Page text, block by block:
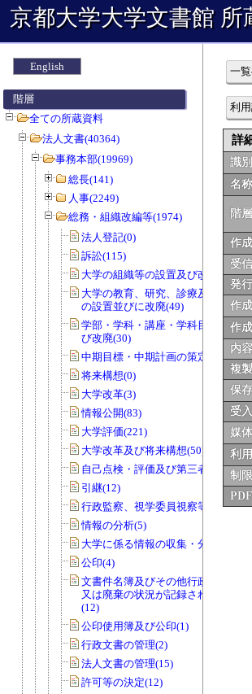
京都大学大学文書館
English
階層
全ての所蔵資料
法人文書(40364)
事務本部(19969)
総長(141)
人事(2249)
総務・組織改編等(1974)
法人登記(0)
訴訟(115)
大学の組織等の設置及び改廃(57)
大学の教育、研究、診療及び事務
の設置並びに改廃(49)
学部・学科・講座・学科目等の設
び改廃(30)
中期目標・中期計画の策定(0)
将来構想(0)
大学改革(3)
情報公開(83)
大学評価(221)
大学改革及び将来構想(50)
自己点検・評価及び第三者評価(5)
引継(12)
行政監察、視学委員視察等(56)
情報の分析(5)
大学に係る情報の収集・分析(0)
公印(4)
文書件名簿及びその他行政文書の取
又は廃棄の状況が記録されているも
(12)
公印使用簿及び公印(1)
行政文書の管理(2)
法人文書の管理(15)
許可等の決定(12)
一
利
詳
識
名称
階層
作
受
発
作
作
内
複
保
受
媒体
利
制